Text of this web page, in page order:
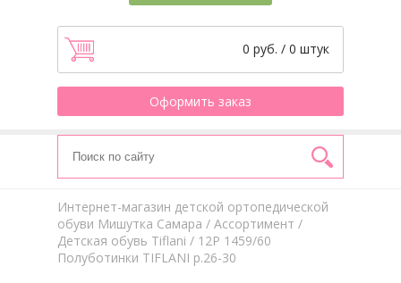
0 руб. / 0 штук
Оформить заказ
Интернет-магазин детской ортопедической
обуви Мишутка Самара / Aссортимент /
Детская обувь Tiflani / 12Р 1459/60
Полуботинки TIFLANI р.26-30